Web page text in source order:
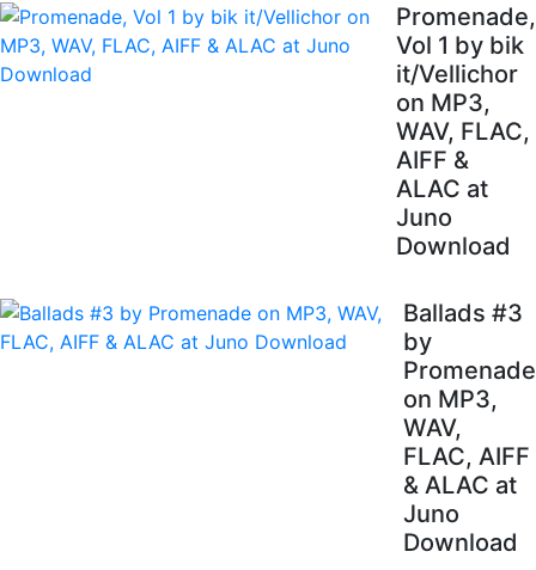
Promenade,
Vol 1 by bik
it/Vellichor
on MP3,
WAV, FLAC,
AIFF &
ALAC at
Juno
Download
Ballads #3
by
Promenade
on MP3,
WAV,
FLAC, AIFF
& ALAC at
Juno
Download